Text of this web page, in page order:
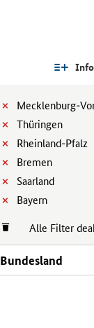
Info
Mecklenburg-
Thüringen
Rheinland-Pfalz
Bremen
Saarland
Bayern
Alle Filter
Bundesland